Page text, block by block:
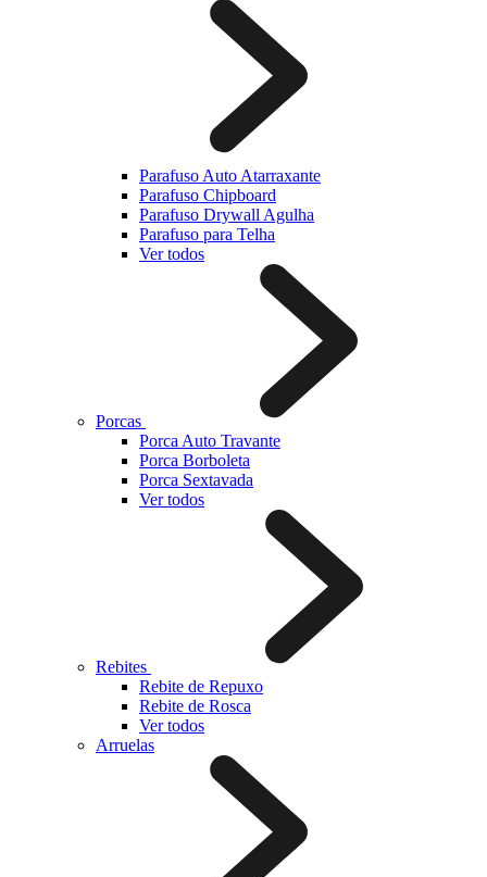
Parafuso Auto Atarraxante
Parafuso Chipboard
Parafuso Drywall Agulha
Parafuso para Telha
Ver todos
Porcas
Porca Auto Travante
Porca Borboleta
Porca Sextavada
Ver todos
Rebites
Rebite de Repuxo
Rebite de Rosca
Ver todos
Arruelas